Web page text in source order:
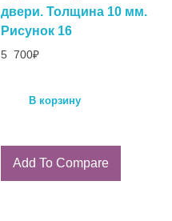
двери. Толщина 10 мм.
Рисунок 16
5 700₽
В корзину
Add To Compare